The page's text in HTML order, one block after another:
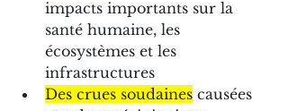
impacts importants sur la
santé humaine, les
écosystèmes et les
infrastructures
Des crues soudaines causées